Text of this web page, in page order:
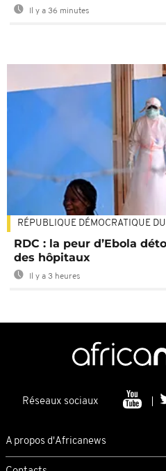
Il y a 36 minutes
RÉPUBLIQUE DÉMOCRATIQUE
RDC : la peur d’Ebola
des hôpitaux
Il y a 3 heures
Réseaux sociaux
A propos d'Africanews